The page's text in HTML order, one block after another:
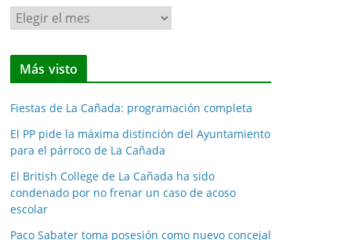
N
o
t
i
a
s
p
o
r
m
Más visto
Fiestas de La Cañada: programación completa
El PP pide la máxima distinción del Ayuntamiento
para el párroco de La Cañada
El British College de La Cañada ha sido
condenado por no frenar un caso de acoso
escolar
Paco Sabater toma posesión como nuevo concejal